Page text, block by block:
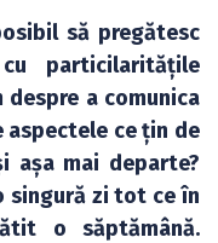
să pregătesc
particilaritățile
despre a comunica
ce țin de
așa mai departe?
singură zi tot ce în
o săptămână.